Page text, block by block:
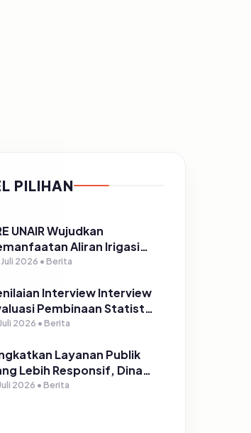
PILIHAN
UNAIR Wujudkan
Aliran Irigasi
PLTPH dalam
Ngerong
2026 • Berita
Interview Interview
Pembinaan Statistik
Kabupaten
2026 • Berita
Layanan Publik
Lebih Responsif, Dinas
Gelar Sosialisasi
2026 • Berita